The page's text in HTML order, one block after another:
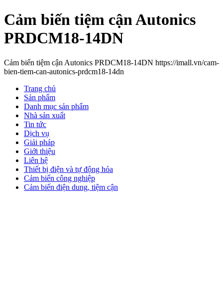
Cảm biến tiệm cận Autonics
PRDCM18-14DN
Cảm biến tiệm cận Autonics PRDCM18-14DN https://imall.vn/cam-
bien-tiem-can-autonics-prdcm18-14dn
Trang chủ
Sản phẩm
Danh mục sản phẩm
Nhà sản xuất
Tin tức
Dịch vụ
Giải pháp
Giới thiệu
Liên hệ
Thiết bị điện và tự động hóa
Cảm biến công nghiệp
Cảm biến điện dung, tiệm cận